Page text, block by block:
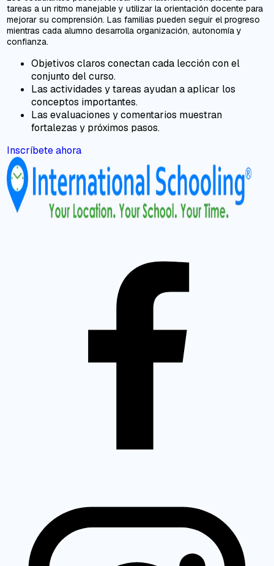
tareas a un ritmo manejable y utilizar la orientación docente para
mejorar su comprensión. Las familias pueden seguir el progreso
mientras cada alumno desarrolla organización, autonomía y
confianza.
Objetivos claros conectan cada lección con el
conjunto del curso.
Las actividades y tareas ayudan a aplicar los
conceptos importantes.
Las evaluaciones y comentarios muestran
fortalezas y próximos pasos.
Inscríbete ahora